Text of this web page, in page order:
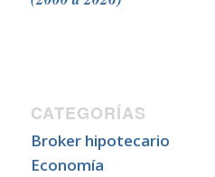
CATEGORÍAS
Broker hipotecario
Economía